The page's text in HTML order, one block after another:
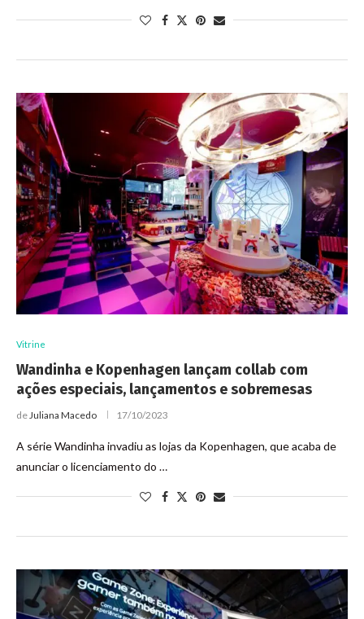
Vitrine
Wandinha e Kopenhagen lançam collab com
ações especiais, lançamentos e sobremesas
deJuliana Macedo 17/10/2023
A série Wandinha invadiu as lojas da Kopenhagen, que acaba de
anunciar o licenciamento do …